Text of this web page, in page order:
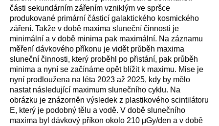
části sekundárním zářením vzniklým ve spršce
produkované primární částicí galaktického kosmického
záření. Takže v době maxima sluneční činnosti je
minimální a v době minima pak maximální. Na záznamu
měření dávkového příkonu je vidět průběh maxima
sluneční činnosti, který proběhl po přistání, pak průběh
minima a nyní se začínáme opět blížit k maximu. Mise je
nyní prodloužena na léta 2023 až 2025, kdy by mělo
nastat následující maximum slunečního cyklu. Na
obrázku je znázorněn výsledek z plastikového scintilátoru
E, který je podobný tělu a vodě. V době slunečního
maxima byl dávkový příkon okolo 210 μGy/den a v době